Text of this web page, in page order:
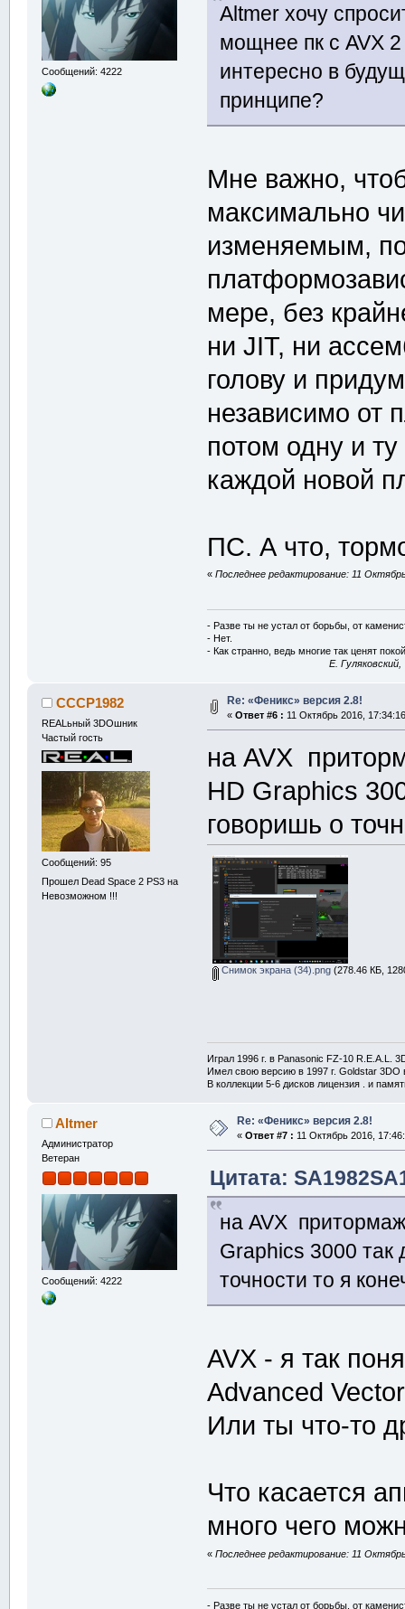
Сообщений: 4222
Altmer хочу
мощнее пк с AVX
интересно в
принципе?
Мне важно,
максимально
изменяемым,
мере, без
ни JIT, ни
голову и
независимо от
потом одну и
каждой новой
ПС. А что,
«Последнее редактирование: 11
- Разве ты не устал от борьбы, от
- Нет.
- Как странно, ведь многие так ценят
E.
CCCP1982
REALьный 3DOшник
Частый гость
Сообщений: 95
Прошел Dead Space 2 PS3 на
Невозможном !!!
Re: «Феникс» версия 2.8!
« Ответ #6 : 11 Октябрь 2016,
на AVX
HD Graphics
говоришь о
Снимок экрана (34).png(278.46 КБ,
Играл 1996 г. в Panasonic FZ-10 R.E.A.L.
Имел свою версию в 1997 г. Goldstar 3DO
В коллекции 5-6 дисков лицензия . и
Altmer
Администратор
Ветеран
Сообщений: 4222
Re: «Феникс» версия 2.8!
« Ответ #7 : 11 Октябрь 2016,
Цитата:
на AVX
Graphics 3000 так
точности то я
AVX - я так
Advanced
Или ты что-то
Что касается
много чего
«Последнее редактирование: 11
- Разве ты не устал от борьбы, от